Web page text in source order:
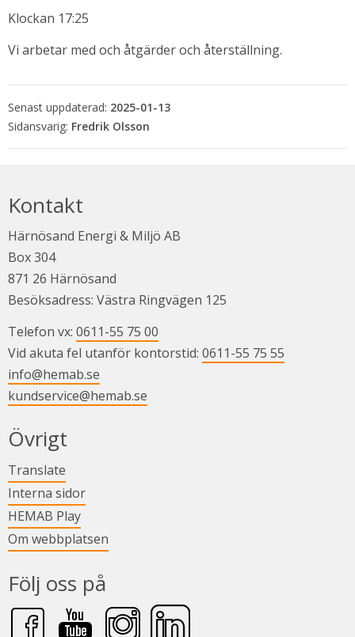
Klockan 17:25
Vi arbetar med och åtgärder och återställning.
Senast uppdaterad: 2025-01-13
Fredrik Olsson
Kontakt
Härnösand Energi & Miljö AB
Box 304
871 26 Härnösand
Besöksadress: Västra Ringvägen 125
Telefon vx: 0611-55 75 00
Vid akuta fel utanför kontorstid: 0611-55 75 55
info@hemab.se
kundservice@hemab.se
Övrigt
Translate
Interna sidorLänk till annan webbplats.
HEMAB PlayLänk till annan webbplats.
Om webbplatsen
Följ oss på